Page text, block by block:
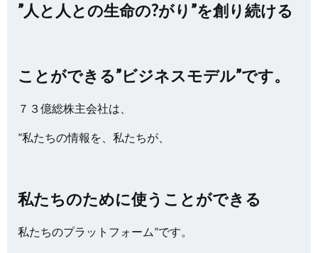
”人と人との生命の?がり”を創り続ける
ことができる”ビジネスモデル”です。
７３億総株主会社は、
”私たちの情報を、私たちが、
私たちのために使うことができる
私たちのプラットフォーム”です。